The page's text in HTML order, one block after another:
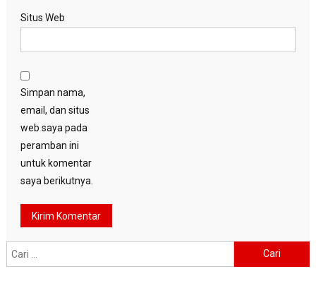
Situs Web
Simpan nama,
email, dan situs
web saya pada
peramban ini
untuk komentar
saya berikutnya.
untuk: